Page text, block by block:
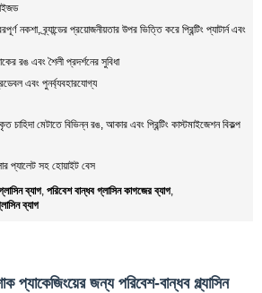
নকশা, ব্র্যান্ডের প্রয়োজনীয়তার উপর ভিত্তি করে প্রিন্টিং প্যাটার্ন এবং
রঙ এবং শৈলী প্রদর্শনের সুবিধা
এবং পুনর্ব্যবহারযোগ্য
চাহিদা মেটাতে বিভিন্ন রঙ, আকার এবং প্রিন্টিং কাস্টমাইজেশন বিকল্প
প্যালেট সহ হোয়াইট বেস
ব্যাগ, পরিবেশ বান্ধব গ্লাসিন কাগজের ব্যাগ,
ব্যাগ
প্যাকেজিংয়ের জন্য পরিবেশ-বান্ধব গ্ল্যাসিন